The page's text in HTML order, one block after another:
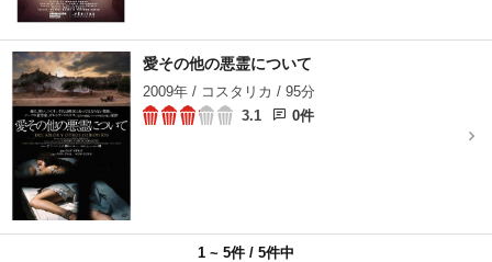
愛その他の悪霊について
2009年 / コスタリカ / 95分
3.1
0件
1 ~ 5件 / 5件中